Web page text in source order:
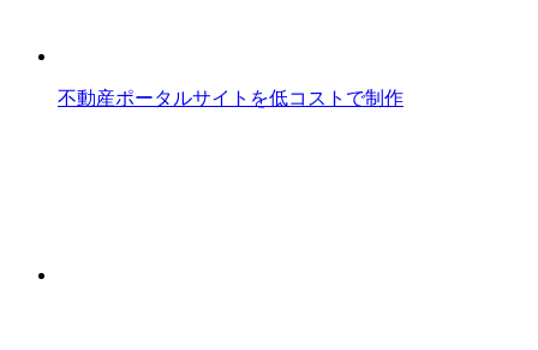
不動産ポータルサイトを低コストで制作